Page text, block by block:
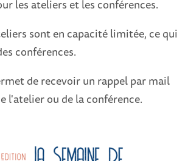
les ateliers et les conférences.
sont en capacité limitée, ce qui
conférences.
de recevoir un rappel par mail
l'atelier ou de la conférence.